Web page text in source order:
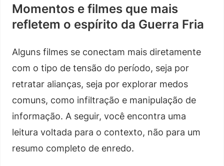
Momentos e filmes que mais
refletem o espírito da Guerra Fria
Alguns filmes se conectam mais diretamente
com o tipo de tensão do período, seja por
retratar alianças, seja por explorar medos
comuns, como infiltração e manipulação de
informação. A seguir, você encontra uma
leitura voltada para o contexto, não para um
resumo completo de enredo.